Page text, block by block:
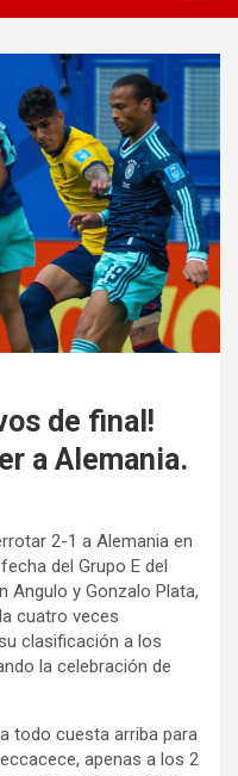
de final!
a Alemania.
2-1 a Alemania en
del Grupo E del
Angulo y Gonzalo Plata,
cuatro veces
clasificación a los
la celebración de
todo cuesta arriba para
apenas a los 2